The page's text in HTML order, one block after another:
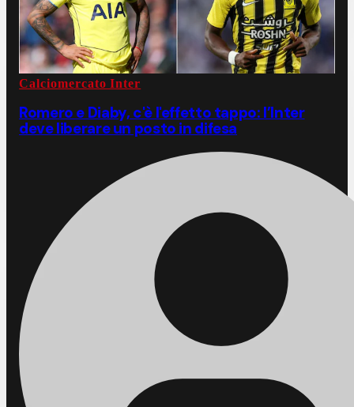
Calciomercato Inter
Romero e Diaby, c'è l'effetto tappo: l’Inter
deve liberare un posto in difesa